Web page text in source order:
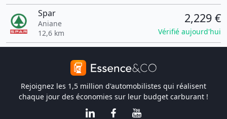
Spar
Aniane
12,6 km
2,229 €
Vérifié aujourd'hui
Rejoignez les 1,5 million d'automobilistes qui réalisent
chaque jour des économies sur leur budget carburant !